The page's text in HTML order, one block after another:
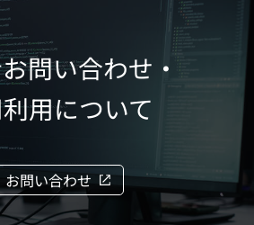
問い合わせ・
用について
お問い合わせ